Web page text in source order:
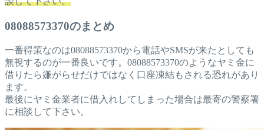
08088573370のまとめ
一番得策なのは08088573370から電話やSMSが来たとしても
無視するのが一番良いです。08088573370のようなヤミ金に
借りたら嫌がらせだけではなく口座凍結もされる恐れがあり
ます。
最後にヤミ金業者に借入れしてしまった場合は最寄の警察署
に相談して下さい。